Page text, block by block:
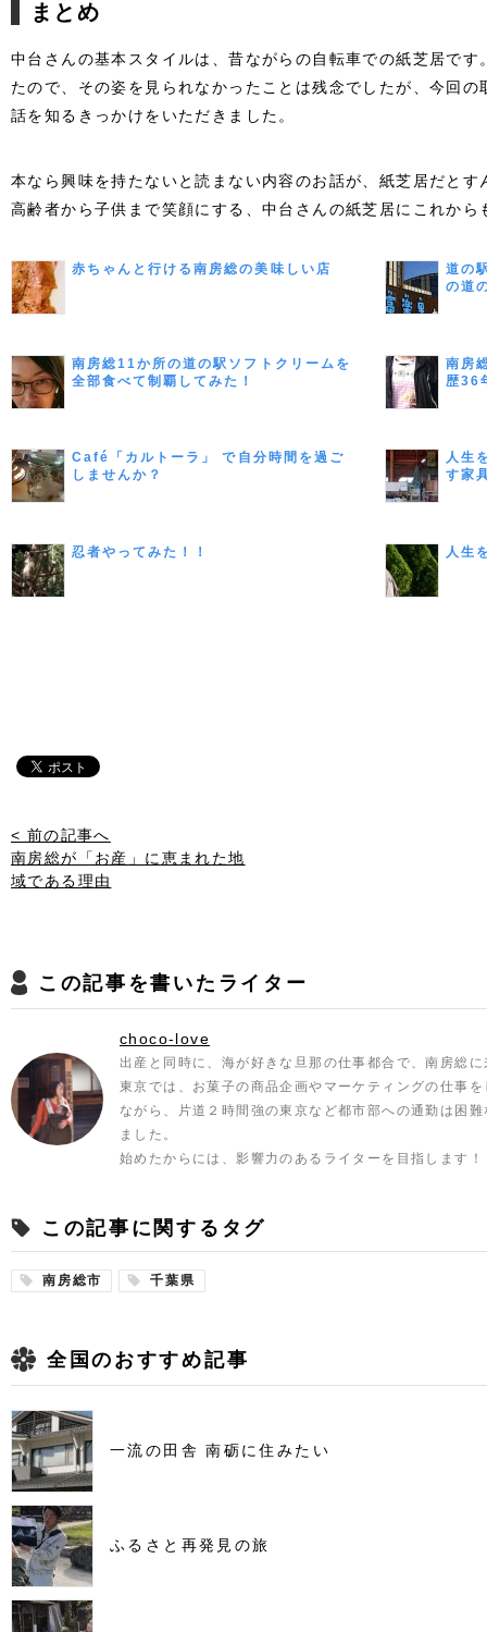
まとめ
中台さんの基本スタイルは、昔ながらの自転車での紙芝居で
たので、その姿を見られなかったことは残念でしたが、今回
話を知るきっかけをいただきました。
本なら興味を持たないと読まない内容のお話が、紙芝居だと
高齢者から子供まで笑顔にする、中台さんの紙芝居にこれから
赤ちゃんと行ける南房総の美味しい店
道の
の道
南房総11か所の道の駅ソフトクリームを
全部食べて制覇してみた！
南房
歴36
Café「カルトーラ」 で自分時間を過ご
しませんか？
人生
す家
忍者やってみた！！ 人生
< 前の記事へ
南房総が「お産」に恵まれた地
域である理由
この記事を書いたライター
choco-love
出産と同時に、海が好きな旦那の仕事都合で、南房総
東京では、お菓子の商品企画やマーケティングの仕事
ながら、片道２時間強の東京など都市部への通勤は困
ました。
始めたからには、影響力のあるライターを目指します！
この記事に関するタグ
南房総市 千葉県
全国のおすすめ記事
一流の田舎 南砺に住みたい
ふるさと再発見の旅